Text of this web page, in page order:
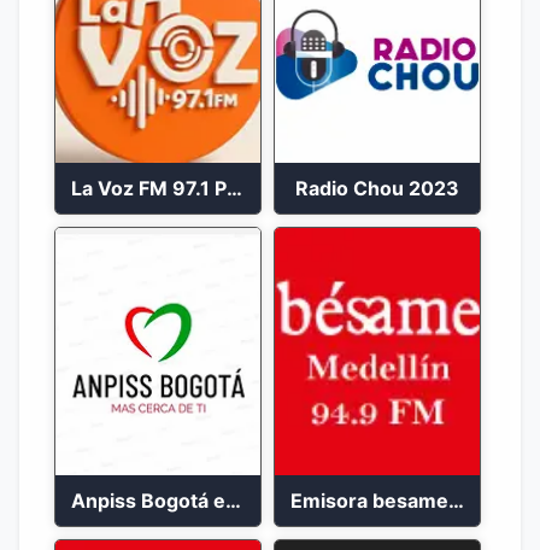
La Voz FM 97.1 Popayán en Vivo Radio Chou 2023
Anpiss Bogotá emisora 2023 Emisora besame medellín 2023